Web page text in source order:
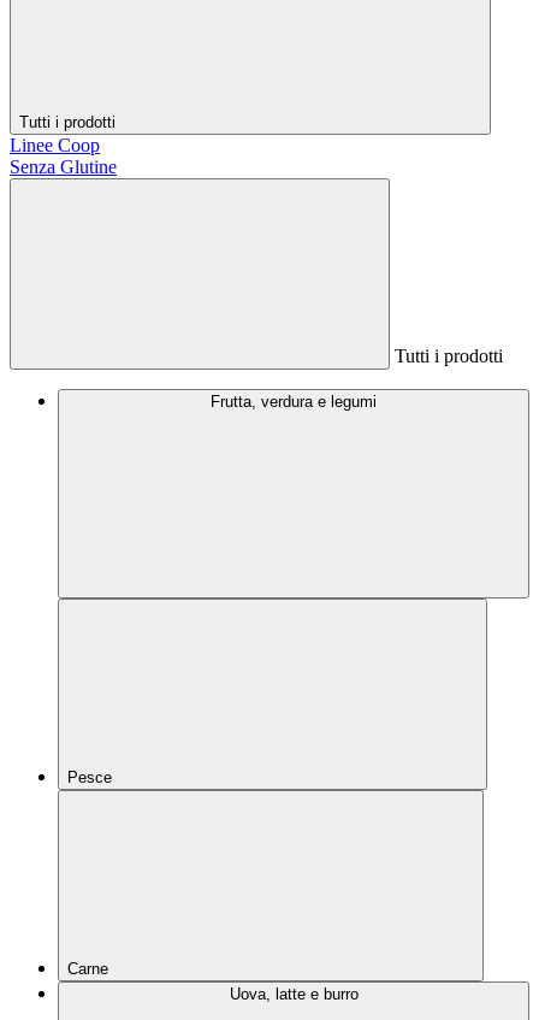
Tutti i prodotti
Linee Coop
Senza Glutine
Tutti i prodotti
Frutta, verdura e legumi
Pesce
Carne
Uova, latte e burro